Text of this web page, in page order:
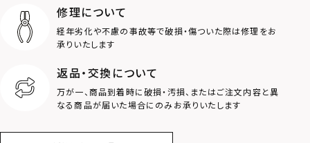
修理について
経年劣化や不慮の事故等で破損・傷ついた際は修理をお
承りいたします
返品・交換について
万が一、商品到着時に破損・汚損、またはご注文内容と異
なる商品が届いた場合にのみお承りいたします